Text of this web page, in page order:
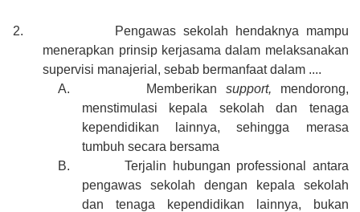
2.
Pengawas sekolah hendaknya mampu
menerapkan prinsip kerjasama dalam melaksanakan
supervisi manajerial, sebab bermanfaat dalam ....
A.
Memberikansupport, mendorong,
menstimulasi kepala sekolah dan tenaga
kependidikan lainnya, sehingga merasa
tumbuh secara bersama
B.
Terjalin hubungan professional antara
pengawas sekolah dengan kepala sekolah
dan tenaga kependidikan lainnya, bukan